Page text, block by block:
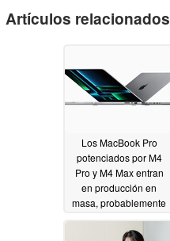
Artículos relacionados
Los MacBook Pro
potenciados por M4
Pro y M4 Max entran
en producción en
masa, probablemente
para un lanzamiento
en octubre08/29/2024